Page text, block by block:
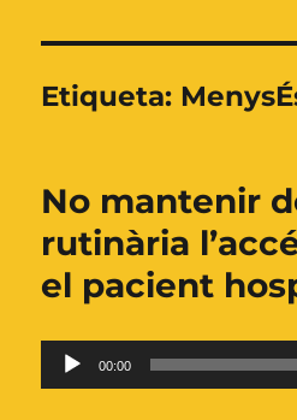
Etiqueta:
No mantenir
rutinària
el pacient
Reproductor
d'àudio
00:00